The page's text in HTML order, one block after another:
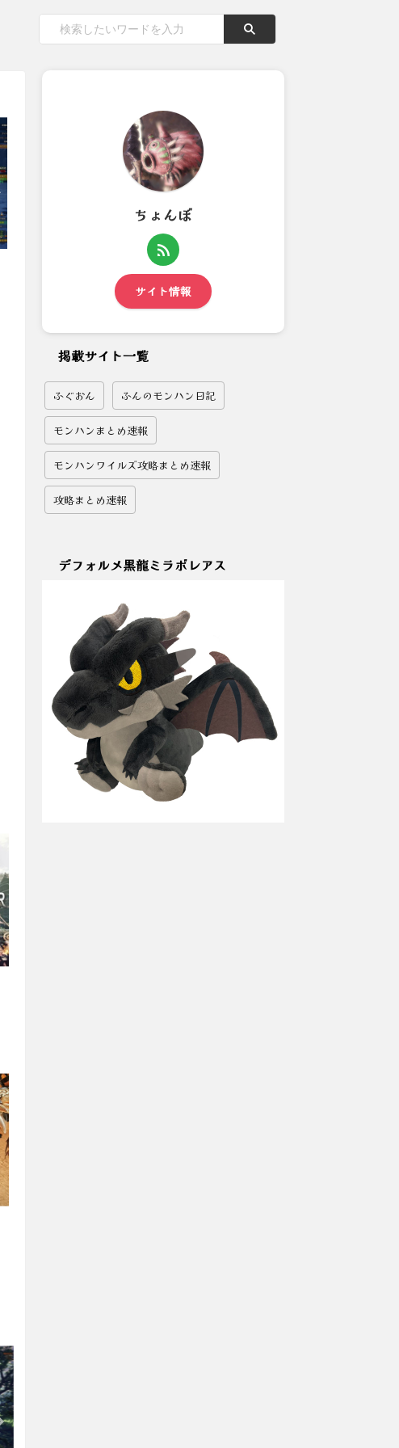
昨夜は★Kanonさんのお部屋
で遊んでました。2024...
ちょんぼ
サイト情報
掲載サイト一覧
ふぐおん ふんのモンハン日記
モンハンまとめ速報
モンハンワイルズ攻略まとめ速報
攻略まとめ速報
デフォルメ黒龍ミラボレアス